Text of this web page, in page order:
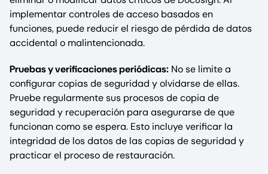
implementar controles de acceso basados en
funciones, puede reducir el riesgo de pérdida de datos
accidental o malintencionada.
Pruebas y verificaciones periódicas: No se limite a
configurar copias de seguridad y olvidarse de ellas.
Pruebe regularmente sus procesos de copia de
seguridad y recuperación para asegurarse de que
funcionan como se espera. Esto incluye verificar la
integridad de los datos de las copias de seguridad y
practicar el proceso de restauración.